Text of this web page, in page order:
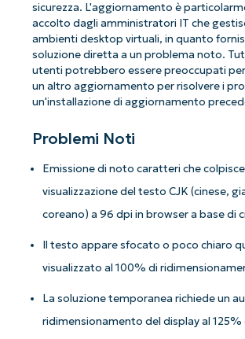
sicurezza. L'aggiornamento è
accolto dagli amministratori IT che
ambienti desktop virtuali, in quanto
soluzione diretta a un problema noto.
utenti potrebbero essere preoccupati
un altro aggiornamento per risolvere i
un'installazione di aggiornamento
Problemi Noti
Emissione di noto caratteri che
visualizzazione del testo CJK (cinese,
coreano) a 96 dpi in browser a base di
Il testo appare sfocato o poco chiaro
visualizzato al 100% di
La soluzione temporanea richiede un
ridimensionamento del display al 125%